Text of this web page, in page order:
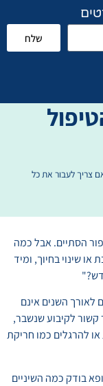
שלח
צריך לעבור את כל
הסתיים. אבל כמה
שינוי בחיוך, ומיד
לאורך השנים אינם
קשור לקיבוע שנשבר,
להרגלים כמו חריקת
בודק כמה השיניים